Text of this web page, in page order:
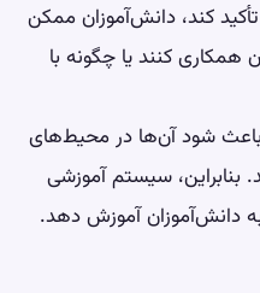
کند، دانش‌آموزان ممکن
همکاری کنند یا چگونه با
شود آن‌ها در محیط‌های
بنابراین، سیستم آموزشی
به دانش‌آموزان آموزش دهد.